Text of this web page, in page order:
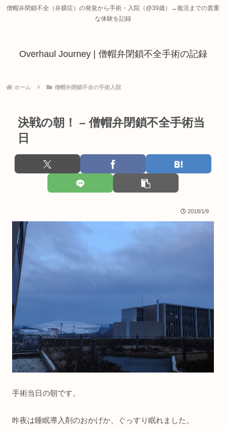
僧帽弁閉鎖不全（弁膜症）の発覚から手術・入院（@39歳）→復活までの貴重
な体験を記録
Overhaul Journey | 僧帽弁閉鎖不全手術の記録
ホーム 僧帽弁閉鎖不全の手術入院
決戦の朝！ – 僧帽弁閉鎖不全手術当
日
2018/1/9
手術当日の朝です。
昨夜は睡眠導入剤のおかげか、ぐっすり眠れました。